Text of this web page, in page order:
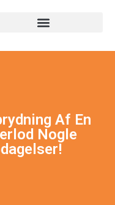
Af En
Nogle